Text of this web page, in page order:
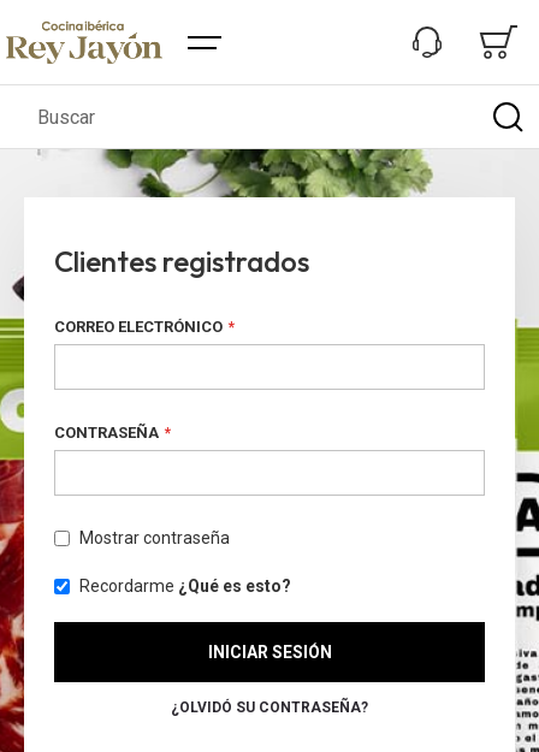
Buscar
Clientes registrados
CORREO ELECTRÓNICO
CONTRASEÑA
Mostrar contraseña
Recordarme ¿Qué es esto?
INICIAR SESIÓN
¿OLVIDÓ SU CONTRASEÑA?